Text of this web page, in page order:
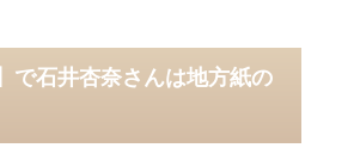
で石井杏奈さんは地方紙の